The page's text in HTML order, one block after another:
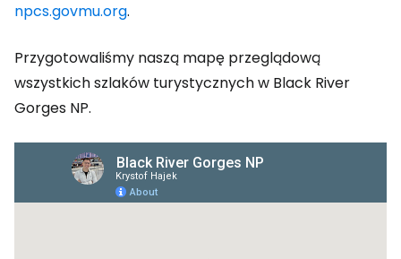
npcs.govmu.org.
Przygotowaliśmy naszą mapę przeglądową
wszystkich szlaków turystycznych w Black River
Gorges NP.